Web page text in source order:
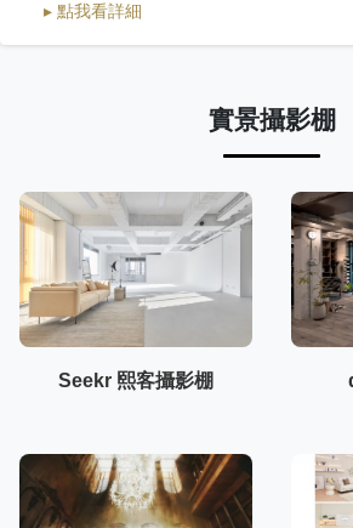
▸ 點我看詳細
實景攝影棚
Seekr 熙客攝影棚